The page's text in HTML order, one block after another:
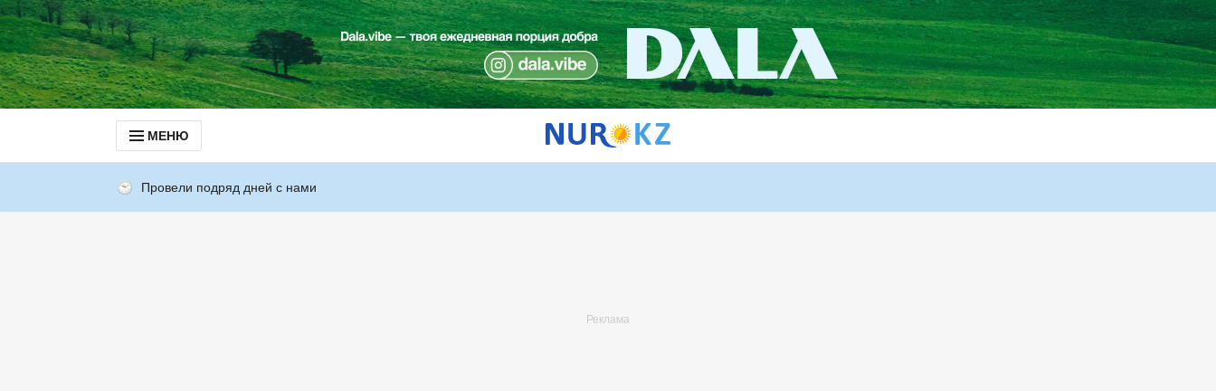
МЕНЮ
Провели подряд дней с нами